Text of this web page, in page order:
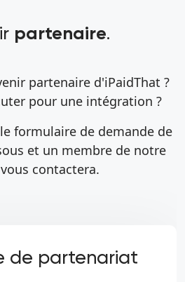
partenaire.
partenaire d'iPaidThat ?
pour une intégration ?
formulaire de demande de
et un membre de notre
contactera.
de partenariat